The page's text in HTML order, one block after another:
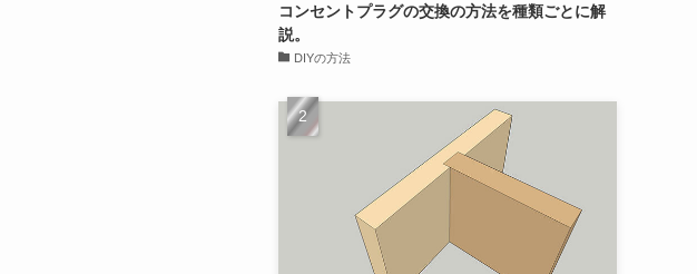
コンセントプラグの交換の方法を種類ごとに解
説。
DIYの方法